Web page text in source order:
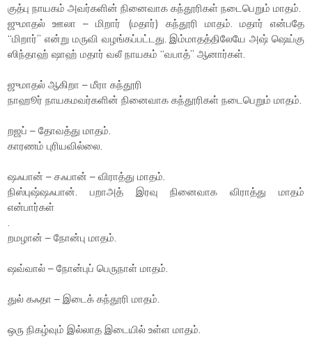
குத்பு நாயகம் அவர்களின் நினைவாக கந்தூரிகள் நடைபெறும் மாதம்.
ஜுமாதல் ஊலா – மிறார் (மதார்) கந்தூரி மாதம். மதார் என்பதே
“மிறார்” என்று மருவி வழங்கப்பட்டது. இம்மாதத்திலேயே அஷ் ஷெய்கு
ஸிந்தாஹ் ஷாஹ் மதார் வலீ நாயகம் “வபாத்” ஆனார்கள்.
ஜுமாதல் ஆகிறா – மீரா கந்தூரி
நாஹூர் நாயகமவர்களின் நினைவாக கந்தூரிகள் நடைபெறும் மாதம்.
றஜப் – தோவத்து மாதம்.
காரணம் புரியவில்லை.
ஷஃபான் – சஃபான் – விராத்து மாதம்.
நிஸ்புஷ்ஷஃபான். பறாஅத் இரவு நினைவாக விராத்து மாதம்
என்பார்கள்
.
றமழான் – நோன்பு மாதம்.
ஷவ்வால் – நோன்புப் பெருநாள் மாதம்.
துல் கஃதா – இடைக் கந்தூரி மாதம்.
ஒரு நிகழ்வும் இல்லாத இடையில் உள்ள மாதம்.